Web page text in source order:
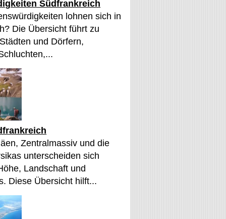
Südfrankreich
lohnen sich in
Die Übersicht führt zu
und Dörfern,
Zentralmassiv und die
unterscheiden sich
Landschaft und
Diese Übersicht hilft...